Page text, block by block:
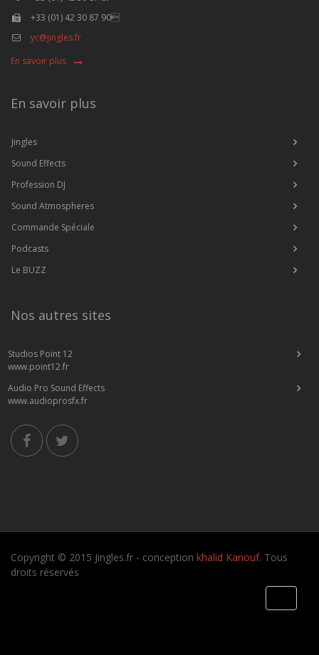
+33 (01) 42 30 87 90
yc@jingles.fr
En savoir plus
En savoir plus
Jingles
Sound Effects
Profession DJ
Sound Atmospheres
Commande Spéciale
Podcasts
Le BUZZ
Nos autres sites
Studios Point 12
www.point12.fr
Audio Pro Sound Effects
www.audioprosfx.fr
Copyright © 2015 Jingles.fr - conception khalid Kanouf. Tous
droits réservés